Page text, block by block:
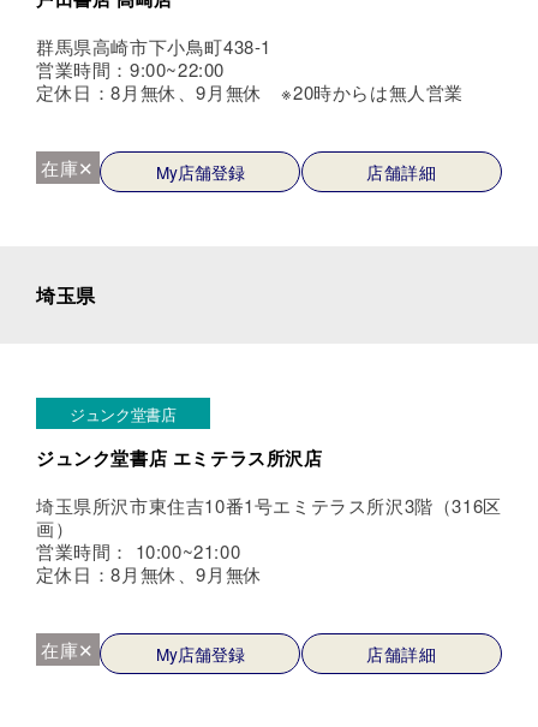
群馬県高崎市下小鳥町438-1
営業時間：9:00~22:00
定休日：8月無休、9月無休 ※20時からは無人営業
在庫✕ My店舗登録 店舗詳細
埼玉県
ジュンク堂書店
ジュンク堂書店 エミテラス所沢店
埼玉県所沢市東住吉10番1号エミテラス所沢3階（316区
画）
営業時間： 10:00~21:00
定休日：8月無休、9月無休
在庫✕ My店舗登録 店舗詳細